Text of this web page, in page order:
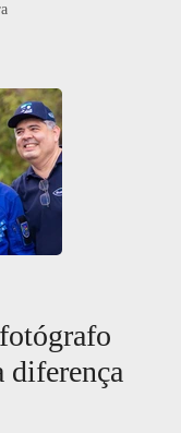
diferença